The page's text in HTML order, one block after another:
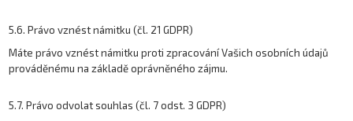
5.6. Právo vznést námitku (čl. 21 GDPR)
Máte právo vznést námitku proti zpracování Vašich osobních údajů
prováděnému na základě oprávněného zájmu.
5.7. Právo odvolat souhlas (čl. 7 odst. 3 GDPR)